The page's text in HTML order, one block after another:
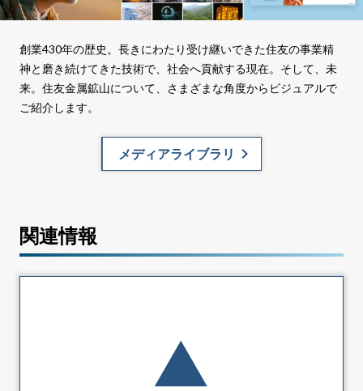
創業430年の歴史。長きにわたり受け継いできた住友の事業精
神と磨き続けてきた技術で、社会へ貢献する現在。そして、未
来。住友金属鉱山について、さまざまな角度からビジュアルで
ご紹介します。
メディアライブラリ
関連情報